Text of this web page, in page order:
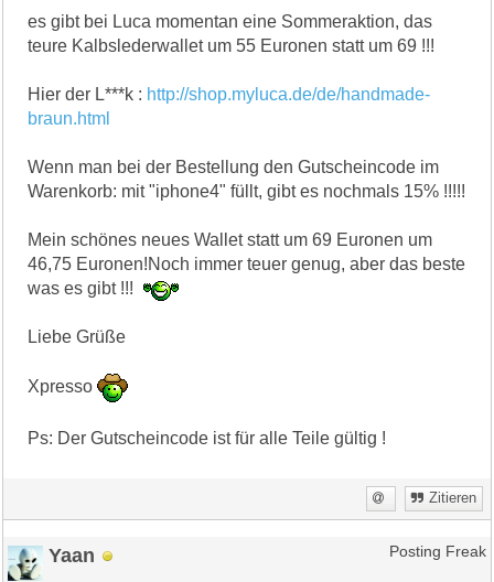
es gibt bei Luca momentan eine Sommeraktion, das
teure Kalbslederwallet um 55 Euronen statt um 69 !!!
Hier der L***k : http://shop.myluca.de/de/handmade-
braun.html
Wenn man bei der Bestellung den Gutscheincode im
Warenkorb: mit "iphone4" füllt, gibt es nochmals 15% !!!!!
Mein schönes neues Wallet statt um 69 Euronen um
46,75 Euronen!Noch immer teuer genug, aber das beste
was es gibt !!!
Liebe Grüße
Xpresso
Ps: Der Gutscheincode ist für alle Teile gültig !
Zitieren
Yaan Posting Freak